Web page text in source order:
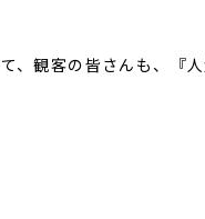
、観客の皆さんも、『